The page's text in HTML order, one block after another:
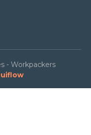
- Workpackers